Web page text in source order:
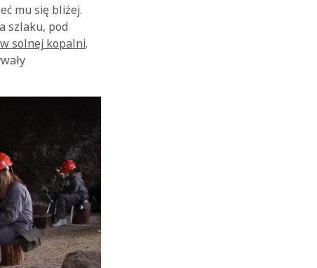
mu się bliżej.
szlaku, pod
solnej kopalni.